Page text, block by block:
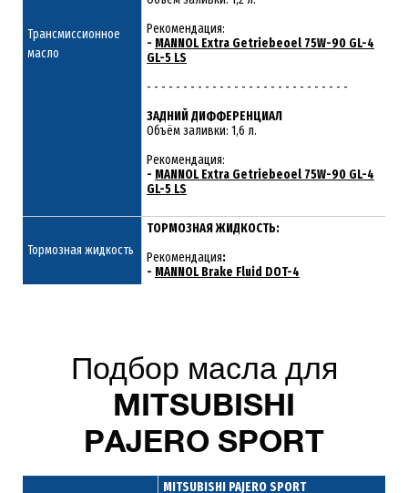
Трансмиссионное
масло
Рекомендация:
- MANNOL Extra Getriebeoel 75W-90 GL-4
GL-5 LS
- - - - - - - - - - - - - - - - - - - - - - - - - - - -
ЗАДНИЙ ДИФФЕРЕНЦИАЛ
Объём заливки: 1,6 л.
Рекомендация:
- MANNOL Extra Getriebeoel 75W-90 GL-4
GL-5 LS
Тормозная жидкость
ТОРМОЗНАЯ ЖИДКОСТЬ:
Рекомендация:
- MANNOL Brake Fluid DOT-4
Подбор масла для
MITSUBISHI
PAJERO SPORT
MITSUBISHI PAJERO SPORT